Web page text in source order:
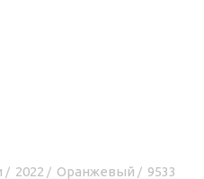
/ 2022 / Оранжевый / 9533